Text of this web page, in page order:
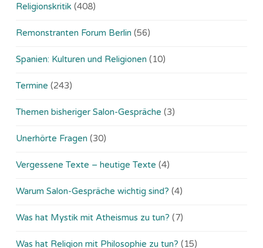
Religionskritik (408)
Remonstranten Forum Berlin (56)
Spanien: Kulturen und Religionen (10)
Termine (243)
Themen bisheriger Salon-Gespräche (3)
Unerhörte Fragen (30)
Vergessene Texte – heutige Texte (4)
Warum Salon-Gespräche wichtig sind? (4)
Was hat Mystik mit Atheismus zu tun? (7)
Was hat Religion mit Philosophie zu tun? (15)